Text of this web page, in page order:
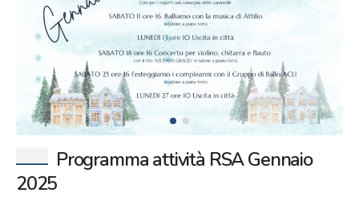
Programma attività RSA Gennaio
2025